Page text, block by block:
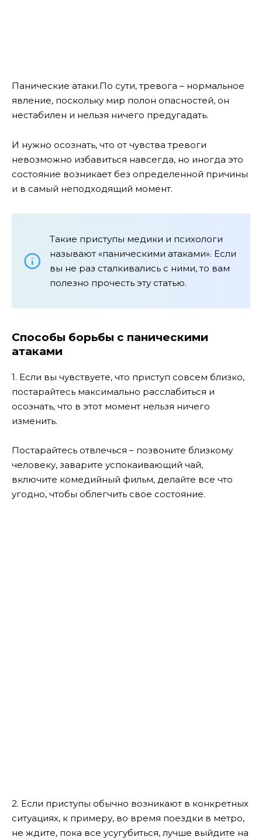
Панические атаки.По сути, тревога – нормальное
явление, поскольку мир полон опасностей, он
нестабилен и нельзя ничего предугадать.
И нужно осознать, что от чувства тревоги
невозможно избавиться навсегда, но иногда это
состояние возникает без определенной причины
и в самый неподходящий момент.
Такие приступы медики и психологи
называют «паническими атаками». Если
вы не раз сталкивались с ними, то вам
полезно прочесть эту статью.
Способы борьбы с паническими
атаками
1. Если вы чувствуете, что приступ совсем близко,
постарайтесь максимально расслабиться и
осознать, что в этот момент нельзя ничего
изменить.
Постарайтесь отвлечься – позвоните близкому
человеку, заварите успокаивающий чай,
включите комедийный фильм, делайте все что
угодно, чтобы облегчить свое состояние.
2. Если приступы обычно возникают в конкретных
ситуациях, к примеру, во время поездки в метро,
не ждите, пока все усугубиться, лучше выйдите на